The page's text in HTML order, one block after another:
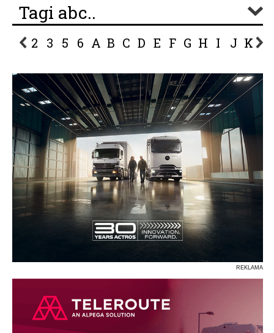
Tagi abc..
2 3 5 6 A B C D E F G H I J K L
REKLAMA